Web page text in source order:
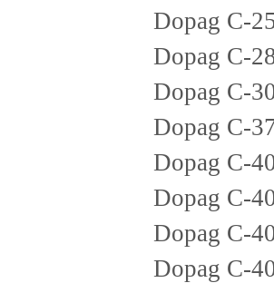
Dopag C-
Dopag C-
Dopag C-
Dopag C-
Dopag C-
Dopag C-
Dopag C-
Dopag C-